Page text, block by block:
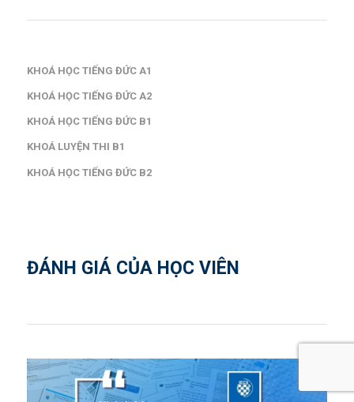
KHOÁ HỌC TIẾNG ĐỨC A1
KHOÁ HỌC TIẾNG ĐỨC A2
KHOÁ HỌC TIẾNG ĐỨC B1
KHOÁ LUYỆN THI B1
KHOÁ HỌC TIẾNG ĐỨC B2
ĐÁNH GIÁ CỦA HỌC VIÊN